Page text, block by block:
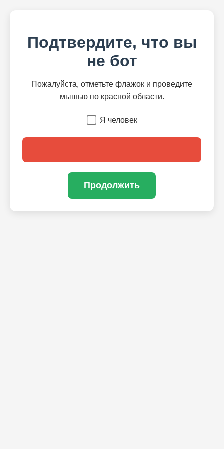
Подтвердите, что вы
не бот
Пожалуйста, отметьте флажок и проведите
мышью по красной области.
Я человек
Продолжить